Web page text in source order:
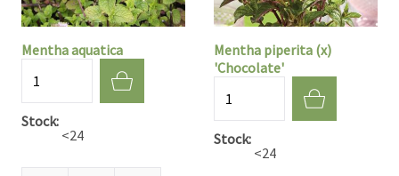
Mentha aquatica
Stock
<24
Mentha piperita (x)
'Chocolate'
Stock
<24